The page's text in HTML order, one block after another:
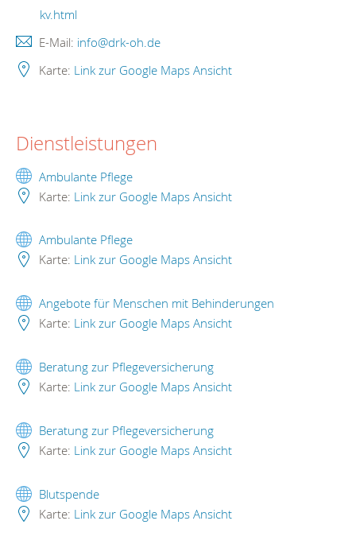
kv.html
E-Mail: info@drk-oh.de
Karte: Link zur Google Maps Ansicht
Dienstleistungen
Ambulante Pflege
Karte: Link zur Google Maps Ansicht
Ambulante Pflege
Karte: Link zur Google Maps Ansicht
Angebote für Menschen mit Behinderungen
Karte: Link zur Google Maps Ansicht
Beratung zur Pflegeversicherung
Karte: Link zur Google Maps Ansicht
Beratung zur Pflegeversicherung
Karte: Link zur Google Maps Ansicht
Blutspende
Karte: Link zur Google Maps Ansicht